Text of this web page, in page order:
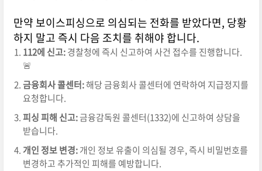
만약 보이스피싱으로 의심되는 전화를 받았다면, 당황
하지 말고 즉시 다음 조치를 취해야 합니다.
112에 신고:경찰청에 즉시 신고하여 사건 접수를 진행합니다.
🚨
금융회사 콜센터:해당 금융회사 콜센터에 연락하여 지급정지를
요청합니다.
피싱 피해 신고:금융감독원 콜센터(1332)에 신고하여 상담을
받습니다.
개인 정보 변경:개인 정보 유출이 의심될 경우, 즉시 비밀번호를
변경하고 추가적인 피해를 예방합니다.